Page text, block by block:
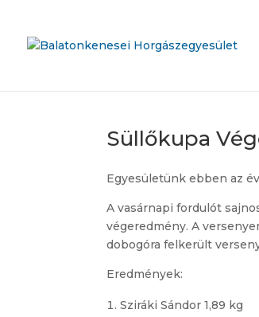
Süllőkupa
Egyesületünk ebben az
A vasárnapi fordulót
végeredmény. A
dobogóra felkerült
Eredmények:
Sziráki Sándor 1,89 kg